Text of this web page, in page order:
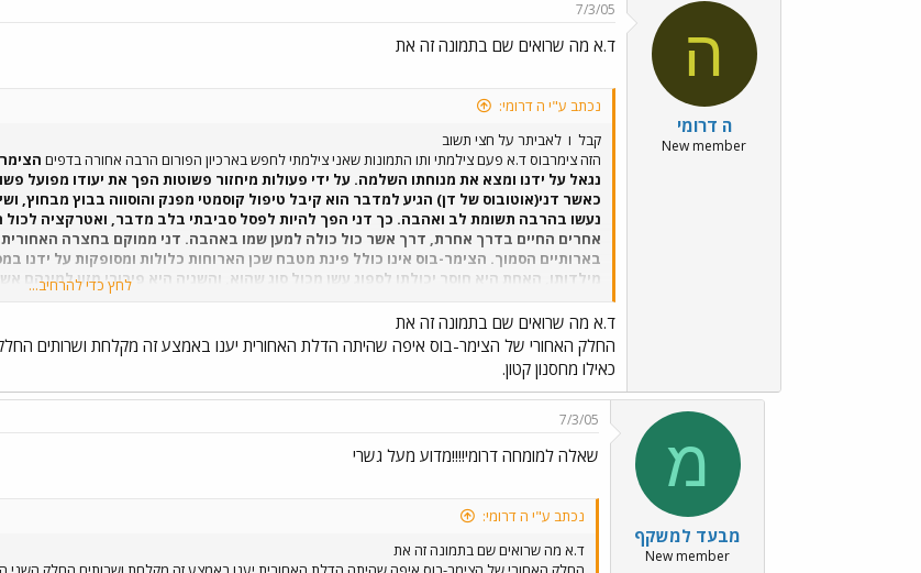
ה
ה דרומי
New member
7/3/05
ד.א מה שרואים שם בתמונה זה את
נכתב ע"י ה דרומי:
קבל ו לאביתר על חצי תשוב
הזה צימרבוס ד.א פעם צילמתי ותו התמונות שאני צילמתי לחפש בארכיון הפורום הרבה אחורה בדפים
נגאל על ידנו ומצא את מנוחתו השלמה. על ידי פעולות מיחזור פשוטות הפך את יעודו
כאשר דני(אוטובוס של דן) הגיע למדבר הוא קיבל טיפול קוסמטי מפנק והוסווה בבוץ מבחוץ,
נעשו בהרבה תשומת לב ואהבה. כך דני הפך להיות לפסל סביבתי בלב מדבר, ואטרקציה לכול
אחרים החיים בדרך אחרת, דרך אשר כול כולה למען שמו באהבה. דני ממוקם בחצרה
בארותיים הסמוך. הצימר-בוס אינו כולל פינת מטבח שכן הארוחות כלולות ומסופקות על ידנו
מילדותו, האחת היא חוסר יכולתו לספוג עשן מכול סוג שהוא, והשניה היא פירורי מזון למינהם
בשמירה על הסדר והניקיון החשובים לו כל כך. ילדים הם אהבת חייו, אך מחמת גילו המבוגר
אוהבים אותו אהבת אמת.ובקיצור דני אוהב לחלוק את ימיו בגיל הזהב עם זוגות אוהבים מכול
לחץ כדי להרחיב...
ד.א מה שרואים שם בתמונה זה את
החלק האחורי של הצימר-בוס איפה שהיתה הדלת האחורית יענו באמצע זה מקלחת ושרותים
כאילו מחסנון קטון.
מ
מבעד למשקף
New member
7/3/05
שאלה למומחה דרומי!!!!מדוע מעל גשרי
נכתב ע"י ה דרומי:
ד.א מה שרואים שם בתמונה זה את